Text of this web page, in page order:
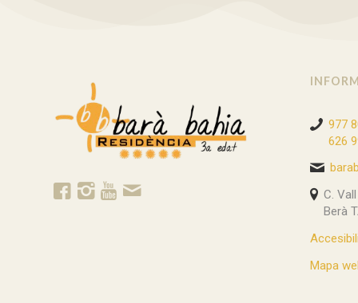
977
626
C.
Berà
Mapa